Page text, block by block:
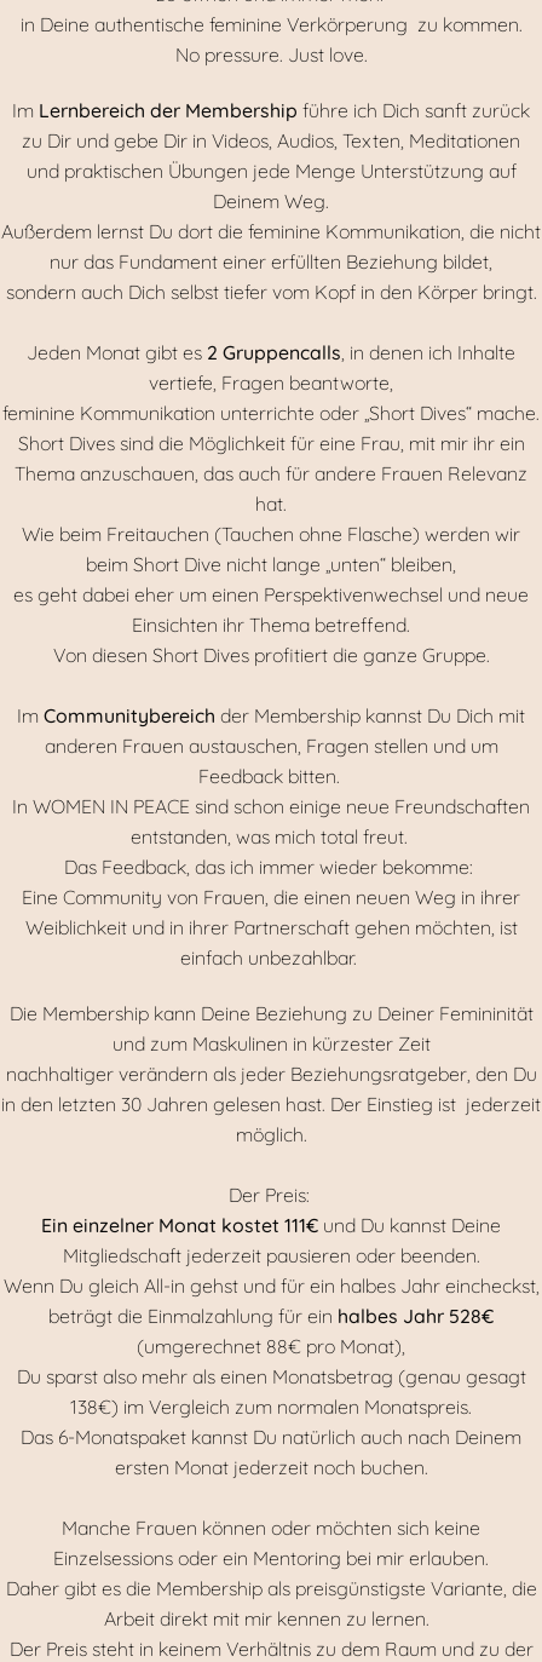
in Deine authentische feminine Verkörperung zu kommen.
No pressure. Just love.
Im Lernbereich der Membership führe ich Dich sanft zurück
zu Dir und gebe Dir in Videos, Audios, Texten, Meditationen
und praktischen Übungen jede Menge Unterstützung auf
Deinem Weg.
Außerdem lernst Du dort die feminine Kommunikation, die nicht
nur das Fundament einer erfüllten Beziehung bildet,
sondern auch Dich selbst tiefer vom Kopf in den Körper bringt.
Jeden Monat gibt es 2 Gruppencalls , in denen ich Inhalte
vertiefe, Fragen beantworte,
feminine Kommunikation unterrichte oder „Short Dives“ mache.
Short Dives sind die Möglichkeit für eine Frau, mit mir ihr ein
Thema anzuschauen, das auch für andere Frauen Relevanz
hat.
Wie beim Freitauchen (Tauchen ohne Flasche) werden wir
beim Short Dive nicht lange „unten“ bleiben,
es geht dabei eher um einen Perspektivenwechsel und neue
Einsichten ihr Thema betreffend.
Von diesen Short Dives profitiert die ganze Gruppe.
Im Communitybereich der Membership kannst Du Dich mit
anderen Frauen austauschen, Fragen stellen und um
Feedback bitten.
In WOMEN IN PEACE sind schon einige neue Freundschaften
entstanden, was mich total freut.
Das Feedback, das ich immer wieder bekomme:
Eine Community von Frauen, die einen neuen Weg in ihrer
Weiblichkeit und in ihrer Partnerschaft gehen möchten, ist
einfach unbezahlbar.
Die Membership kann Deine Beziehung zu Deiner Femininität
und zum Maskulinen in kürzester Zeit
nachhaltiger verändern als jeder Beziehungsratgeber, den Du
in den letzten 30 Jahren gelesen hast. Der Einstieg ist jederzeit
möglich.
Der Preis:
Ein einzelner Monat kostet 111€ und Du kannst Deine
Mitgliedschaft jederzeit pausieren oder beenden.
Wenn Du gleich All-in gehst und für ein halbes Jahr eincheckst,
beträgt die Einmalzahlung für ein halbes Jahr 528€
(umgerechnet 88€ pro Monat),
Du sparst also mehr als einen Monatsbetrag (genau gesagt
138€) im Vergleich zum normalen Monatspreis.
Das 6-Monatspaket kannst Du natürlich auch nach Deinem
ersten Monat jederzeit noch buchen.
Manche Frauen können oder möchten sich keine
Einzelsessions oder ein Mentoring bei mir erlauben.
Daher gibt es die Membership als preisgünstigste Variante, die
Arbeit direkt mit mir kennen zu lernen.
Der Preis steht in keinem Verhältnis zu dem Raum und zu der